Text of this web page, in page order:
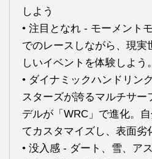
しよう
• 注目となれ - モーメント
でのレースしながら、現実
しいイベントを体験しよう。
• ダイナミックハンドリン
スターズが誇るマルチサー
デルが「WRC」で進化。
てカスタマイズし、表面劣
• 没入感 - ダート、雪、ア